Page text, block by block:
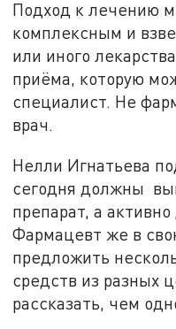
Подход к лечению
комплексным и
или иного
приёма, которую
специалист. Не
врач.
Нелли Игнатьева
сегодня должны
препарат, а
Фармацевт же в
предложить
средств из разных
рассказать, чем